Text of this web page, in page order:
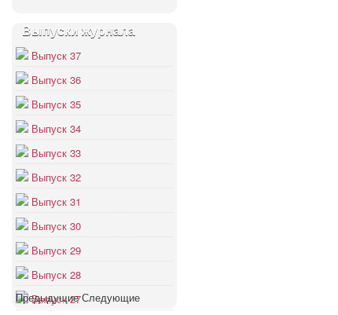
Выпуски журнала
Выпуск 37
Выпуск 36
Выпуск 35
Выпуск 34
Выпуск 33
Выпуск 32
Выпуск 31
Выпуск 30
Выпуск 29
Выпуск 28
Выпуск 27
Предыдущие Следующие